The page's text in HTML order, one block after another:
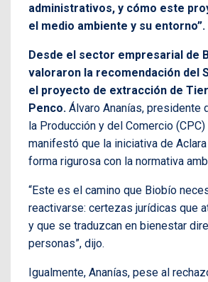
administrativos, y cómo este
el medio ambiente y su entorno”.
Desde el sector empresarial de
valoraron la recomendación del
el proyecto de extracción de
Penco. Álvaro Ananías, presidente
la Producción y del Comercio
manifestó que la iniciativa de
forma rigurosa con la normativa
“Este es el camino que Biobío
reactivarse: certezas jurídicas que
y que se traduzcan en bienestar
personas”, dijo.
Igualmente, Ananías, pese al